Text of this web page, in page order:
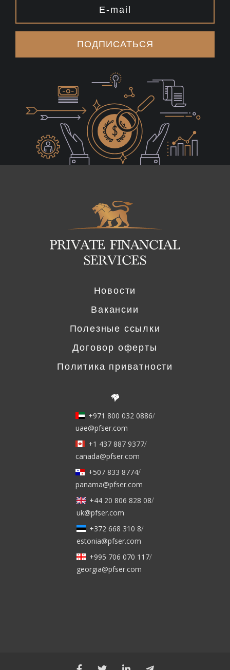
ПОДПИСАТЬСЯ
Новости
Вакансии
Полезные ссылки
Договор оферты
Политика приватности
+971 800 032 0886/
uae@pfser.com
+1 437 887 9377/
canada@pfser.com
+507 833 8774/
panama@pfser.com
+44 20 806 828 08/
uk@pfser.com
+372 668 310 8/
estonia@pfser.com
+995 706 070 117/
georgia@pfser.com